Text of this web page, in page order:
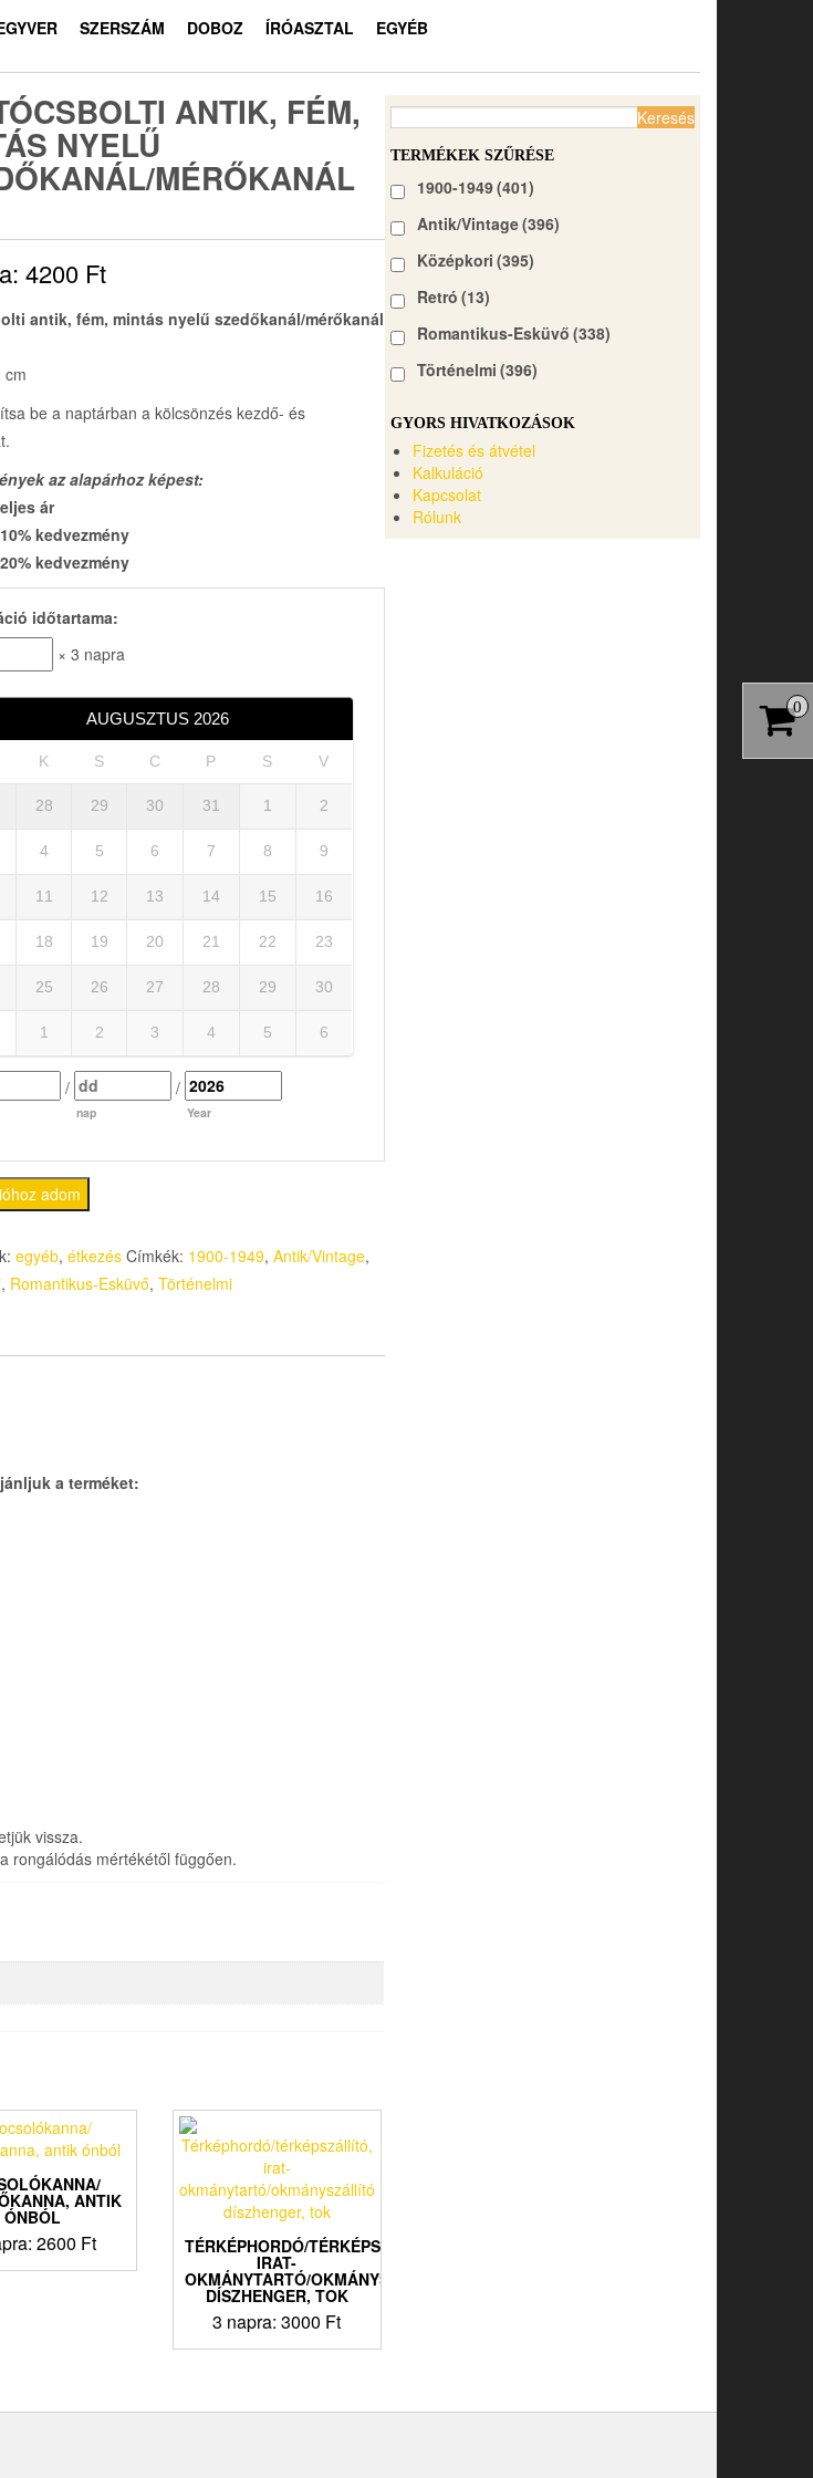
SZERSZÁM DOBOZ ÍRÓASZTAL EGYÉB
ANTIK, FÉM,
NYELŰ
MÉRŐKANÁL
4200 Ft
antik, fém, mintás nyelű szedőkanál/mérőkanál
cm
be a naptárban a kölcsönzés kezdő- és
az alapárhoz képest:
ár
kedvezmény
kedvezmény
időtartama:
× 3 napra
AUGUSZTUS 2026
K S C P S V
28 29 30 31 1 2
4 5 6 7 8 9
11 12 13 14 15 16
18 19 20 21 22 23
25 26 27 28 29 30
1 2 3 4 5 6
/
nap
/
Year
adom
egyéb, étkezés Címkék: 1900-1949, Antik/Vintage,
, Romantikus-Esküvő, Történelmi
a terméket:
vissza.
rongálódás mértékétől függően.
ANTIK
ÓNBÓL
2600 Ft TÉRKÉPHORDÓ/TÉRKÉPSZÁLLÍTÓ,
IRAT-
OKMÁNYTARTÓ/OKMÁNYSZÁLLÍTÓ
DÍSZHENGER, TOK
3 napra:3000 Ft
TERMÉKEK SZŰRÉSE
1900-1949(401)
Antik/Vintage(396)
Középkori (395)
Retró (13)
Romantikus-Esküvő (338)
Történelmi (396)
GYORS HIVATKOZÁSOK
Fizetés és átvétel
Kalkuláció
Kapcsolat
Rólunk
0